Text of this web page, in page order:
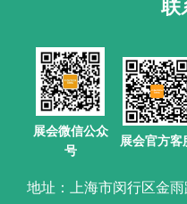
联
展会微信公众
号
展会官方客
地址：上海市闵行区金